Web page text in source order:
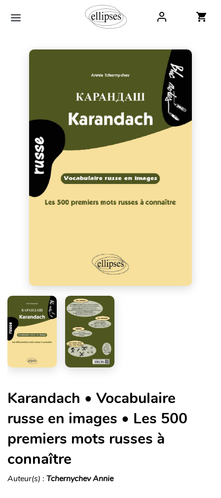
Karandach • Vocabulaire
russe en images • Les 500
premiers mots russes à
connaître
Auteur(s) : Tchernychev Annie